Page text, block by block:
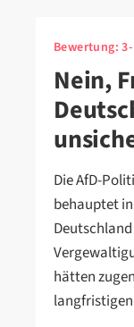
Bewertung:
Nein,
Die AfD-
behauptet
hätten